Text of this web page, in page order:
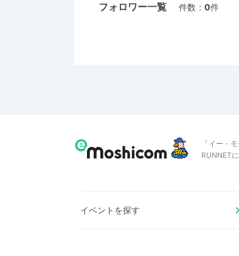
フォロワー一覧 件数： 0件
「イー・
RUNNET
イベントを探す